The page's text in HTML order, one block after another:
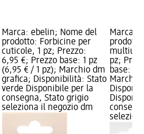
Marca: ebelin; Nome del
prodotto: Forbicine per
cuticole, 1 pz; Prezzo:
6,95 €; Prezzo base: 1 pz
(6,95 € / 1 pz); Marchio dm
grafica; Disponibilità: Stato
verde Disponibile per la
consegna, Stato grigio
seleziona il negozio dm
Marca:
pz;
base: 1
Marchio